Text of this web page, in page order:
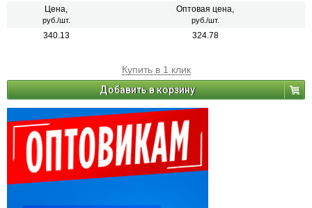
Цена,
руб./шт.
Оптовая цена,
руб./шт.
340.13 324.78
Купить в 1 клик
Добавить в корзину